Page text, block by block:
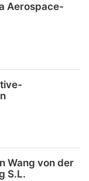
Aerospace-
Wang von der
S.L.